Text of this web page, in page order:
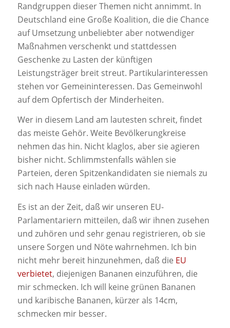
Randgruppen dieser Themen nicht annimmt. In
Deutschland eine Große Koalition, die die Chance
auf Umsetzung unbeliebter aber notwendiger
Maßnahmen verschenkt und stattdessen
Geschenke zu Lasten der künftigen
Leistungsträger breit streut. Partikularinteressen
stehen vor Gemeininteressen. Das Gemeinwohl
auf dem Opfertisch der Minderheiten.
Wer in diesem Land am lautesten schreit, findet
das meiste Gehör. Weite Bevölkerungkreise
nehmen das hin. Nicht klaglos, aber sie agieren
bisher nicht. Schlimmstenfalls wählen sie
Parteien, deren Spitzenkandidaten sie niemals zu
sich nach Hause einladen würden.
Es ist an der Zeit, daß wir unseren EU-
Parlamentariern mitteilen, daß wir ihnen zusehen
und zuhören und sehr genau registrieren, ob sie
unsere Sorgen und Nöte wahrnehmen. Ich bin
nicht mehr bereit hinzunehmen, daß die EU
verbietet, diejenigen Bananen einzuführen, die
mir schmecken. Ich will keine grünen Bananen
und karibische Bananen, kürzer als 14cm,
schmecken mir besser.